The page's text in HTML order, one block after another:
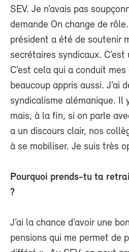
SEV. Je n’avais pas
demande On change de
président a été de soutenir
secrétaires syndicaux. C’est
C’est cela qui a conduit mes
beaucoup appris aussi. J’ai
syndicalisme alémanique. Il
mais, à la fin, si on parle
a un discours clair, nos
à se mobiliser. Je suis très
Pourquoi prends-tu ta
?
J’ai la chance d’avoir une
pensions qui me permet de